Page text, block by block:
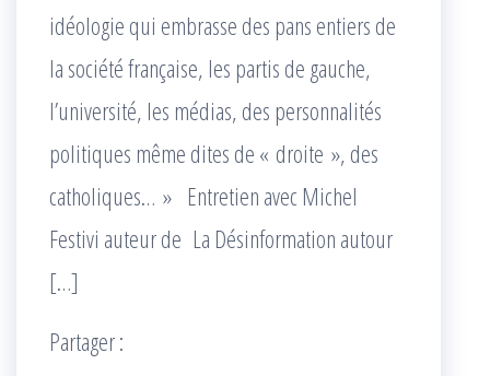
idéologie qui embrasse des pans entiers de
la société française, les partis de gauche,
l’université, les médias, des personnalités
politiques même dites de « droite », des
catholiques… » Entretien avec Michel
Festivi auteur de La Désinformation autour
[…]
Partager :